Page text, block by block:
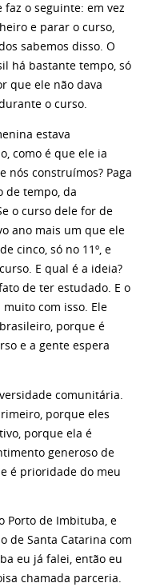
o seguinte: em vez
e parar o curso,
sabemos disso. O
há bastante tempo, só
que ele não dava
o curso.
estava
como é que ele ia
nós construímos? Paga
de tempo, da
o curso dele for de
ano mais um que ele
cinco, só no 11º, e
E qual é a ideia?
de ter estudado. E o
com isso. Ele
porque é
e a gente espera
comunitária.
porque eles
porque ela é
generoso de
é prioridade do meu
Porto de Imbituba, e
de Santa Catarina com
eu já falei, então eu
chamada parceria.